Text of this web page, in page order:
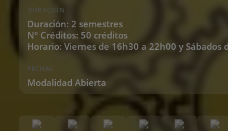
DURACIÓN
Duración: 2 semestres
Nº Créditos: 50 créditos
Horario: Viernes de 16h30 a 22h00 y Sábados
FECHAS
Modalidad Abierta